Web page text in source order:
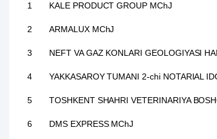
1 KALE PRODUCT GROUP MChJ
2 ARMALUX MChJ
3 NEFT VA GAZ KONLARI GEOLOGIYASI
4 YAKKASAROY TUMANI 2-chi NOTARIAL
5 TOSHKENT SHAHRI VETERINARIYA
6 DMS EXPRESS MChJ